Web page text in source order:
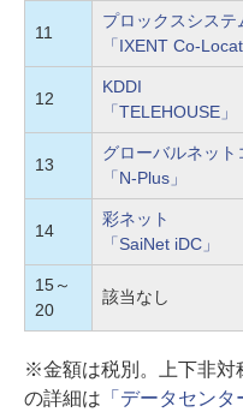
11
プロックスシステ
「IXENT Co-
12
KDDI
「TELEHOUSE」
13
グローバルネット
「N-Plus」
14
彩ネット
「SaiNet iDC」
15～
20
該当なし
※金額は税別。上下非対
の詳細は 「データセンタ